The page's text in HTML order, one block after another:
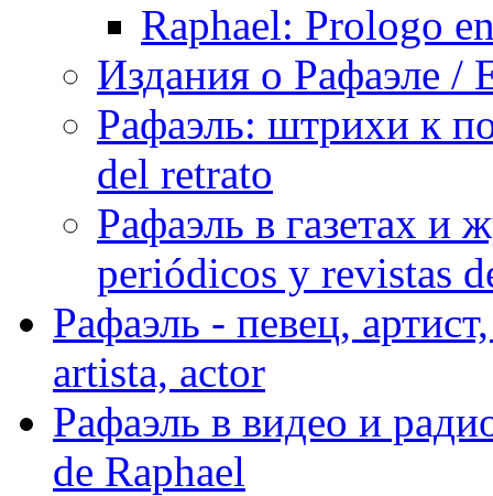
Raphael: Prologo
Издания о Рафаэле /
Рафаэль: штрихи к
del retrato
Рафаэль в газетах и
periódicos y revistas
Рафаэль - певец,
artista, actor
Рафаэль в видео и
de Raphael